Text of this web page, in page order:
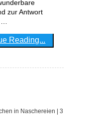
zur Antwort
Reading...
in Naschereien
| 3